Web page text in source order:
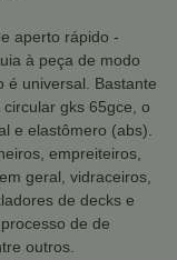
aperto rápido -
à peça de modo
é universal. Bastante
gks 65gce, o
e elastômero (abs).
empreiteiros,
geral, vidraceiros,
de decks e
de de
outros.